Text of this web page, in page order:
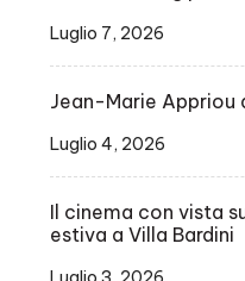
Luglio 7, 2026
Jean-Marie Appriou
Luglio 4, 2026
Il cinema con vista
estiva a Villa Bardini